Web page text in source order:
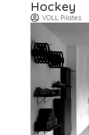
Hockey
VOLL Pilates